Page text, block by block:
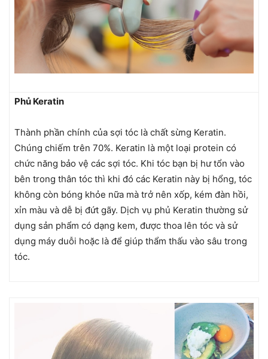
Phủ Keratin
Thành phần chính của sợi tóc là chất sừng Keratin.
Chúng chiếm trên 70%. Keratin là một loại protein có
chức năng bảo vệ các sợi tóc. Khi tóc bạn bị hư tổn vào
bên trong thân tóc thì khi đó các Keratin này bị hổng, tóc
không còn bóng khỏe nữa mà trở nên xốp, kém đàn hồi,
xỉn màu và dễ bị đứt gãy. Dịch vụ phủ Keratin thường sử
dụng sản phẩm có dạng kem, được thoa lên tóc và sử
dụng máy duỗi hoặc là để giúp thẩm thấu vào sâu trong
tóc.